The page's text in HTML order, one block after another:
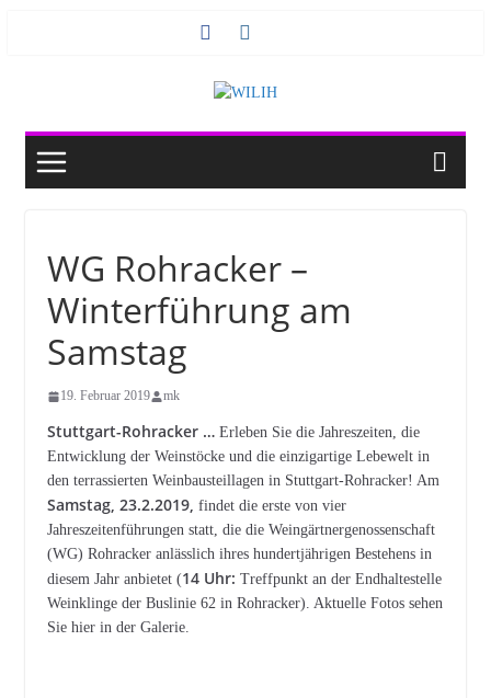
WG Rohracker –
Winterführung am
Samstag
19. Februar 2019 mk
Stuttgart-Rohracker …Erleben Sie die Jahreszeiten, die
Entwicklung der Weinstöcke und die einzigartige Lebewelt in
den terrassierten Weinbausteillagen in Stuttgart-Rohracker! Am
Samstag, 23.2.2019, findet die erste von vier
Jahreszeitenführungen statt, die die Weingärtnergenossenschaft
(WG) Rohracker anlässlich ihres hundertjährigen Bestehens in
diesem Jahr anbietet (14 Uhr: Treffpunkt an der Endhaltestelle
Weinklinge der Buslinie 62 in Rohracker). Aktuelle Fotos sehen
Sie hier in der Galerie.